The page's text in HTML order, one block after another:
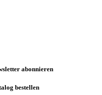
abonnieren
bestellen